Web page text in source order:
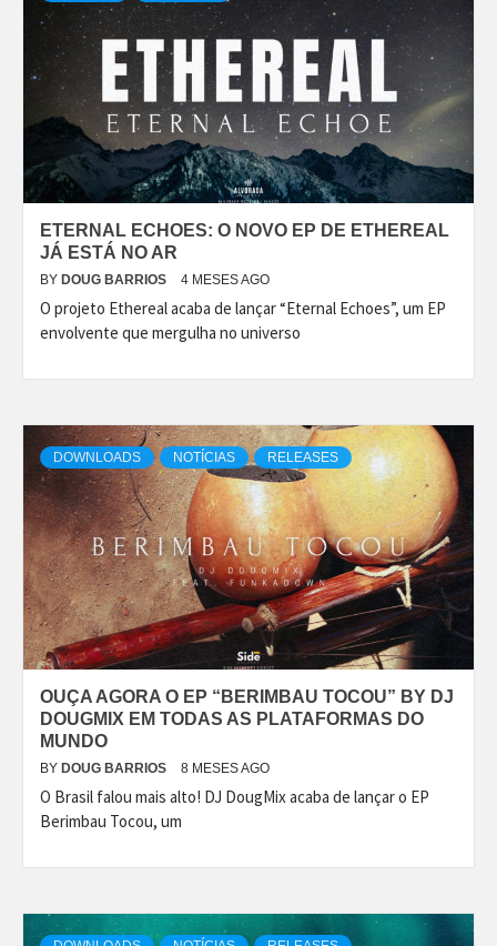
ETERNAL ECHOES: O NOVO EP DE ETHEREAL
JÁ ESTÁ NO AR
BY DOUG BARRIOS 4 MESES AGO
O projeto Ethereal acaba de lançar “Eternal Echoes”, um EP
envolvente que mergulha no universo
DOWNLOADS NOTÍCIAS RELEASES
OUÇA AGORA O EP “BERIMBAU TOCOU” BY DJ
DOUGMIX EM TODAS AS PLATAFORMAS DO
MUNDO
BY DOUG BARRIOS 8 MESES AGO
O Brasil falou mais alto! DJ DougMix acaba de lançar o EP
Berimbau Tocou, um